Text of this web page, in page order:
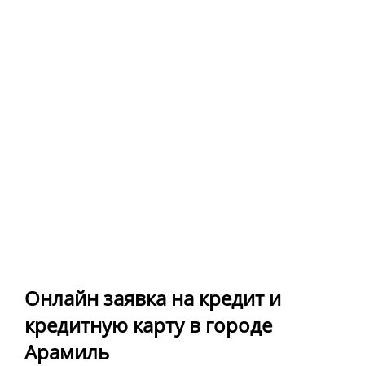
Онлайн заявка на кредит и
кредитную карту в городе
Арамиль